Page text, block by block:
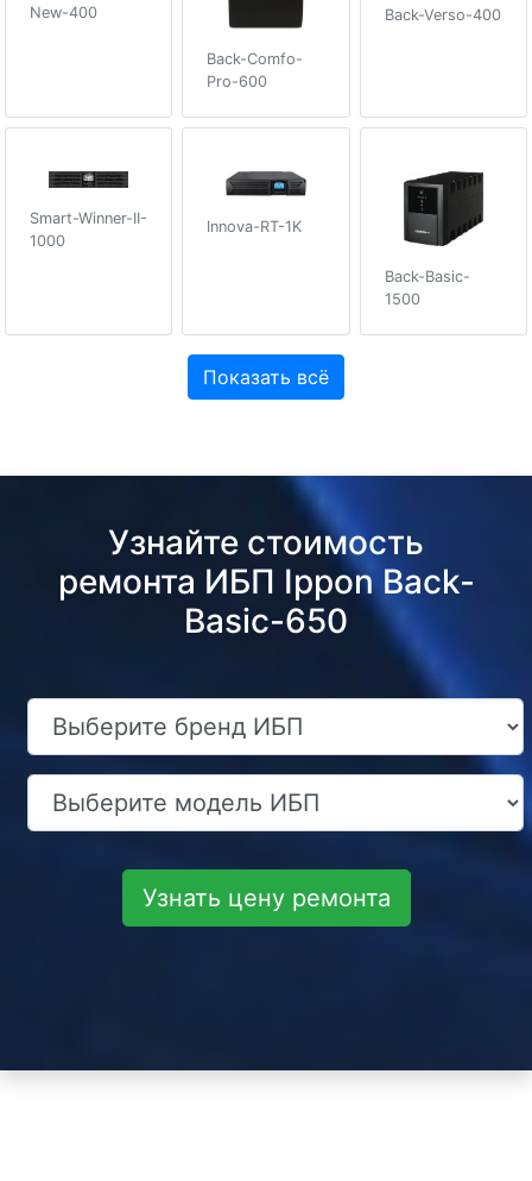
New-400
Back-Comfo-
Pro-600
Back-Verso-400
Smart-Winner-II-
1000
Innova-RT-1K
Back-Basic-
1500
Показать всё
Узнайте стоимость
ремонта ИБП Ippon Back-
Basic-650
Узнать цену ремонта